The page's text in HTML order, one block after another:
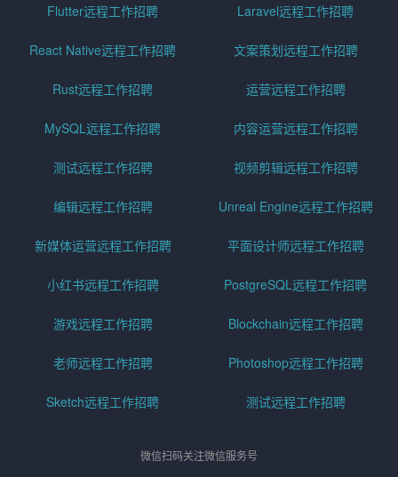
Flutter远程工作招聘 Laravel远程工作招聘
React Native远程工作招聘 文案策划远程工作招聘
Rust远程工作招聘 运营远程工作招聘
MySQL远程工作招聘 内容运营远程工作招聘
测试远程工作招聘 视频剪辑远程工作招聘
编辑远程工作招聘 Unreal Engine远程工作招聘
新媒体运营远程工作招聘 平面设计师远程工作招聘
小红书远程工作招聘 PostgreSQL远程工作招聘
游戏远程工作招聘 Blockchain远程工作招聘
老师远程工作招聘 Photoshop远程工作招聘
Sketch远程工作招聘 测试远程工作招聘
微信扫码关注微信服务号